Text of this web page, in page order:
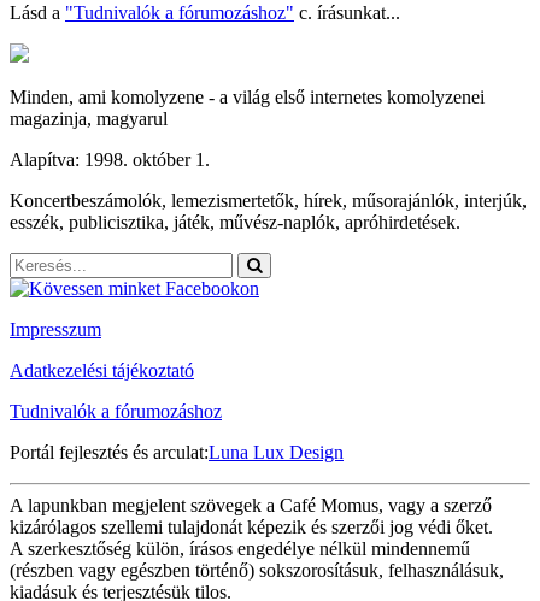
Lásd a "Tudnivalók a fórumozáshoz" c. írásunkat...
Minden, ami komolyzene - a világ első internetes komolyzenei
magazinja, magyarul
Alapítva: 1998. október 1.
Koncertbeszámolók, lemezismertetők, hírek, műsorajánlók, interjúk,
esszék, publicisztika, játék, művész-naplók, apróhirdetések.
Impresszum
Adatkezelési tájékoztató
Tudnivalók a fórumozáshoz
Portál fejlesztés és arculat:Luna Lux Design
A lapunkban megjelent szövegek a Café Momus, vagy a szerző
kizárólagos szellemi tulajdonát képezik és szerzői jog védi őket.
A szerkesztőség külön, írásos engedélye nélkül mindennemű
(részben vagy egészben történő) sokszorosításuk, felhasználásuk,
kiadásuk és terjesztésük tilos.